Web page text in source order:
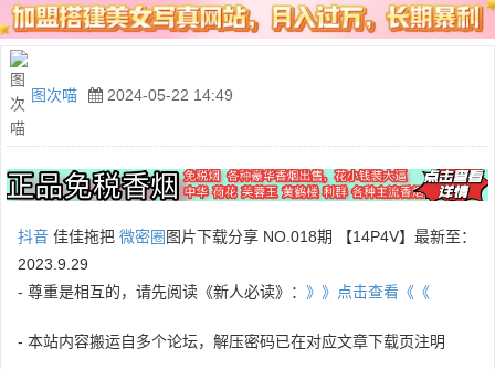
图次喵 2024-05-22 14:49
抖音 佳佳拖把 微密圈 图片下载分享 NO.018期 【14P4V】最新至：
2023.9.29
- 尊重是相互的，请先阅读《新人必读》： 》》点击查看《《
- 本站内容搬运自多个论坛，解压密码已在对应文章下载页注明